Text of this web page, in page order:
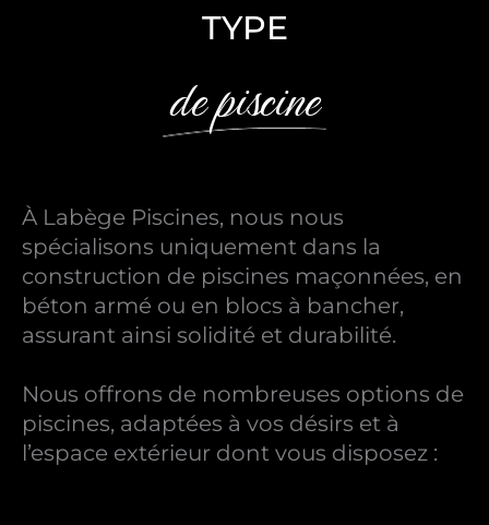
TYPE
de piscine
À Labège Piscines, nous nous
spécialisons uniquement dans la
construction de piscines maçonnées, en
béton armé ou en blocs à bancher,
assurant ainsi solidité et durabilité.
Nous offrons de nombreuses options de
piscines, adaptées à vos désirs et à
l’espace extérieur dont vous disposez :